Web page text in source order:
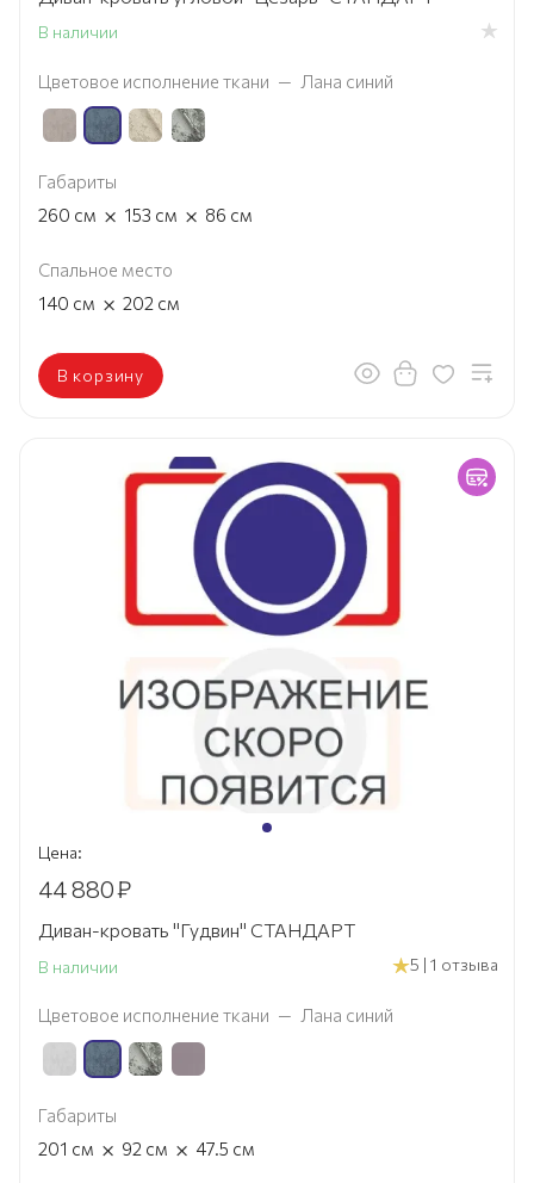
В наличии
Цветовое исполнение ткани — Лана синий
Габариты
260 см × 153 см × 86 см
Спальное место
140 см × 202 см
В корзину
Цена:
44 880₽
Диван-кровать "Гудвин" СТАНДАРТ
В наличии 5 | 1 отзыва
Цветовое исполнение ткани — Лана синий
Габариты
201 см × 92 см × 47.5 см